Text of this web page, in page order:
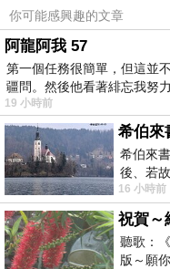
你可能感興趣的文章
阿龍阿我 57
第一個任務很簡單，但這並
疆問。然後他看著緋忘我努
19 小時前
希伯來
希伯來
後、若
有戰懼
16 小時前
祝賀～
聽歌：
版～願